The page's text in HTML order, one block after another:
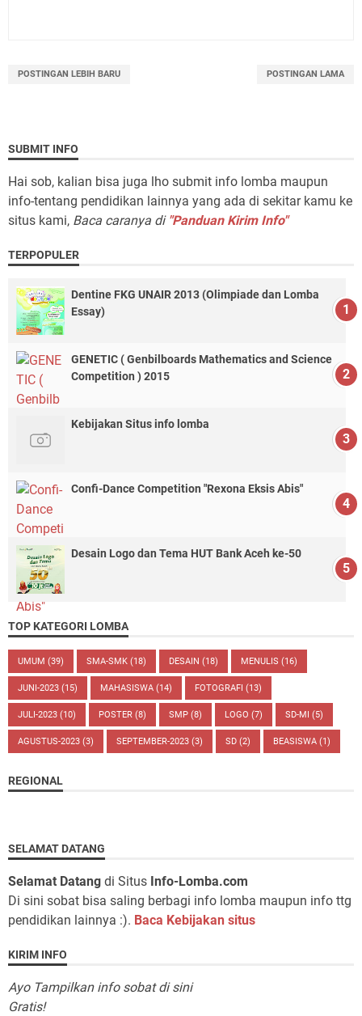
POSTINGAN LEBIH BARU POSTINGAN LAMA
SUBMIT INFO
Hai sob, kalian bisa juga lho submit info lomba maupun
info-tentang pendidikan lainnya yang ada di sekitar kamu ke
situs kami, Baca caranya di "Panduan Kirim Info"
TERPOPULER
Dentine FKG UNAIR 2013 (Olimpiade dan Lomba
Essay)
GENETIC ( Genbilboards Mathematics and Science
Competition ) 2015
Kebijakan Situs info lomba
Confi-Dance Competition "Rexona Eksis Abis"
Desain Logo dan Tema HUT Bank Aceh ke-50
TOP KATEGORI LOMBA
UMUM (39) SMA-SMK (18) DESAIN (18) MENULIS (16)
JUNI-2023 (15) MAHASISWA (14) FOTOGRAFI (13)
JULI-2023 (10) POSTER (8) SMP (8) LOGO (7) SD-MI (5)
AGUSTUS-2023 (3) SEPTEMBER-2023 (3) SD (2) BEASISWA (1)
REGIONAL
SELAMAT DATANG
Selamat Datang di Situs Info-Lomba.com
Di sini sobat bisa saling berbagi info lomba maupun info ttg
pendidikan lainnya :). Baca Kebijakan situs
KIRIM INFO
Ayo Tampilkan info sobat di sini
Gratis!